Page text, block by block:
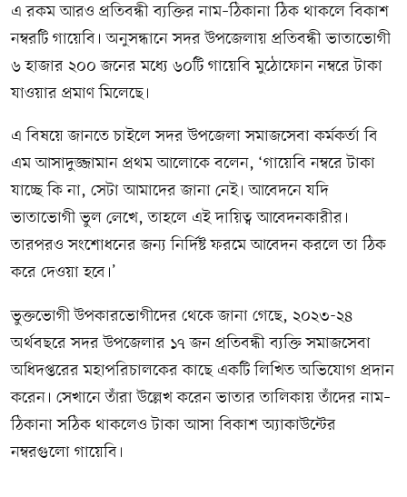
এ রকম আরও প্রতিবন্ধী ব্যক্তির নাম–ঠিকানা ঠিক থাকলে বিকাশ
নম্বরটি গায়েবি। অনুসন্ধানে সদর উপজেলায় প্রতিবন্ধী ভাতাভোগী
৬ হাজার ২০০ জনের মধ্যে ৬০টি গায়েবি মুঠোফোন নম্বরে টাকা
যাওয়ার প্রমাণ মিলেছে।
এ বিষয়ে জানতে চাইলে সদর উপজেলা সমাজসেবা কর্মকর্তা বি
এম আসাদুজ্জামান প্রথম আলোকে বলেন, ‘গায়েবি নম্বরে টাকা
যাচ্ছে কি না, সেটা আমাদের জানা নেই। আবেদনে যদি
ভাতাভোগী ভুল লেখে, তাহলে এই দায়িত্ব আবেদনকারীর।
তারপরও সংশোধনের জন্য নির্দিষ্ট ফরমে আবেদন করলে তা ঠিক
করে দেওয়া হবে।’
ভুক্তভোগী উপকারভোগীদের থেকে জানা গেছে, ২০২৩-২৪
অর্থবছরে সদর উপজেলার ১৭ জন প্রতিবন্ধী ব্যক্তি সমাজসেবা
অধিদপ্তরের মহাপরিচালকের কাছে একটি লিখিত অভিযোগ প্রদান
করেন। সেখানে তাঁরা উল্লেখ করেন ভাতার তালিকায় তাঁদের নাম–
ঠিকানা সঠিক থাকলেও টাকা আসা বিকাশ অ্যাকাউন্টের
নম্বরগুলো গায়েবি।